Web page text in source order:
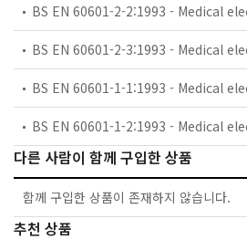
다른 사람이 함께 구입한 상품
함께 구입한 상품이 존재하지 않습니다.
추천 상품